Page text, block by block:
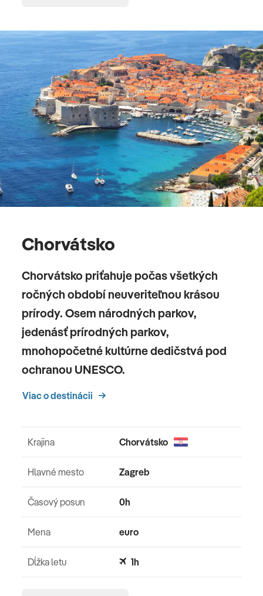
Chorvátsko
Chorvátsko priťahuje počas všetkých
ročných období neuveriteľnou krásou
prírody. Osem národných parkov,
jedenásť prírodných parkov,
mnohopočetné kultúrne dedičstvá pod
ochranou UNESCO.
Viac o destinácii
Krajina Chorvátsko
Hlavné mesto Zagreb
Časový posun 0h
Mena euro
Dĺžka letu 1h